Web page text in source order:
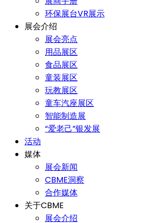
环保展台VR展示
展会介绍
展会亮点
用品展区
食品展区
童装展区
玩教展区
童车汽座展区
智能制造展
“爱老己”银发展
活动
媒体
展会新闻
CBME洞察
合作媒体
关于CBME
展会介绍